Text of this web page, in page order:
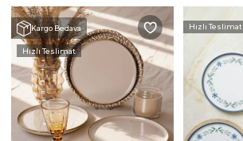
Kargo Bedava
Hızlı Teslimat
Hızlı Teslimat